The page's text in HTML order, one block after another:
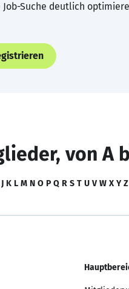
Suche deutlich
von A
J K L M N O P Q R S T U V W X Y Z